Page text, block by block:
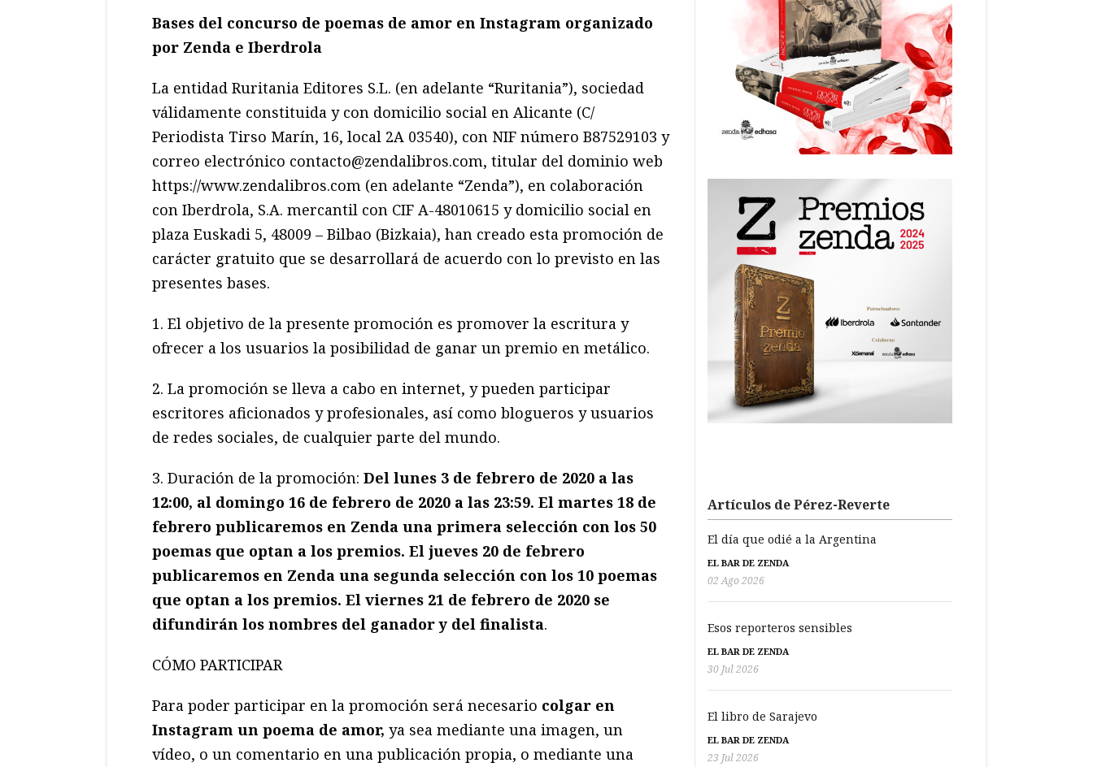
Bases del concurso de poemas de amor en Instagram organizado
por Zenda e Iberdrola
La entidad Ruritania Editores S.L. (en adelante “Ruritania”), sociedad
válidamente constituida y con domicilio social en Alicante (C/
Periodista Tirso Marín, 16, local 2A 03540), con NIF número B87529103 y
correo electrónico contacto@zendalibros.com, titular del dominio web
https://www.zendalibros.com (en adelante “Zenda”), en colaboración
con Iberdrola, S.A. mercantil con CIF A-48010615 y domicilio social en
plaza Euskadi 5, 48009 – Bilbao (Bizkaia), han creado esta promoción de
carácter gratuito que se desarrollará de acuerdo con lo previsto en las
presentes bases.
1. El objetivo de la presente promoción es promover la escritura y
ofrecer a los usuarios la posibilidad de ganar un premio en metálico.
2. La promoción se lleva a cabo en internet, y pueden participar
escritores aficionados y profesionales, así como blogueros y usuarios
de redes sociales, de cualquier parte del mundo.
3. Duración de la promoción: Del lunes 3 de febrero de 2020 a las
12:00, al domingo 16 de febrero de 2020 a las 23:59. El martes 18 de
febrero publicaremos en Zenda una primera selección con los 50
poemas que optan a los premios. El jueves 20 de febrero
publicaremos en Zenda una segunda selección con los 10 poemas
que optan a los premios. El viernes 21 de febrero de 2020 se
difundirán los nombres del ganador y del finalista.
CÓMO PARTICIPAR
Para poder participar en la promoción será necesario colgar en
Instagram un poema de amor, ya sea mediante una imagen, un
vídeo, o un comentario en una publicación propia, o mediante una
Artículos de Pérez-Reverte
El día que odié a la Argentina
EL BAR DE ZENDA
02 Ago 2026
Esos reporteros sensibles
EL BAR DE ZENDA
30 Jul 2026
El libro de Sarajevo
EL BAR DE ZENDA
23 Jul 2026